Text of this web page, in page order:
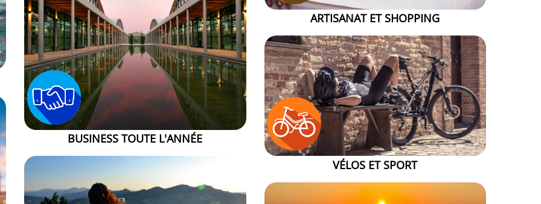
ARTISANAT ET SHOPPING
BUSINESS TOUTE L'ANNÉE
VÉLOS ET SPORT